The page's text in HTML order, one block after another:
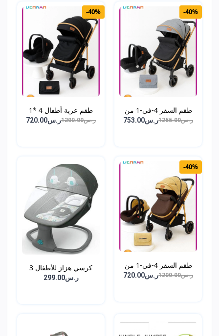
-40%
طقم السفر 4-في-1 من
DEH...
ر.س1255.00 ر.س753.00
-40%
طقم عربة أطفال 4 *1
عر...
ر.س1200.00 ر.س720.00
-40%
طقم السفر 4-في-1 من
DEH...
ر.س1200.00 ر.س720.00
كرسي هزاز للأطفال 3
في...ر.س299.00